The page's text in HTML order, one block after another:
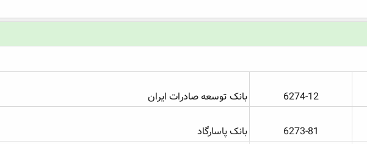
6274-12​ بانک توسعه صادرات ایران
6273-81​ بانک پاسارگاد